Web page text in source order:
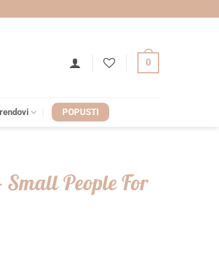
0
POPUSTI
People For